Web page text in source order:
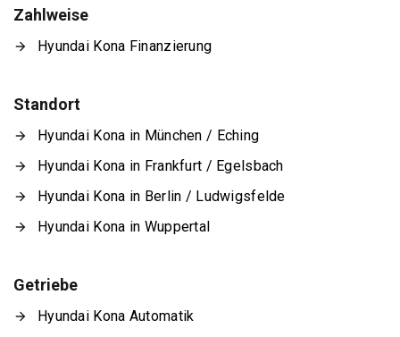
Zahlweise
Hyundai Kona Finanzierung
Standort
Hyundai Kona in München / Eching
Hyundai Kona in Frankfurt / Egelsbach
Hyundai Kona in Berlin / Ludwigsfelde
Hyundai Kona in Wuppertal
Getriebe
Hyundai Kona Automatik